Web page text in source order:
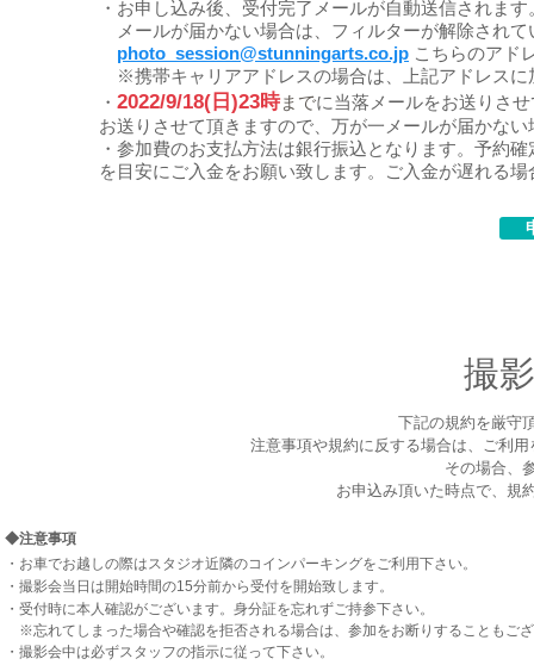
・お申し込み後、受付完了メールが自動送信されま
メールが届かない場合は、フィルターが解除され
photo_session@stunningarts.co.jp こちらのアド
※携帯キャリアアドレスの場合は、上記アドレスに
・ 2022/9/18(日)23時までに当落メールをお送りさ
お送りさせて頂きますので、万が一メールが届かな
・参加費のお支払方法は銀行振込となります。予約
を目安にご入金をお願い致します。ご入金が遅れる
撮
下記の規約を厳守
注意事項や規約に反する場合は、ご利
その場合、
お申込み頂いた時点で、規
◆注意事項
・お車でお越しの際はスタジオ近隣のコインパーキングをご利用下さい。
・撮影会当日は開始時間の15分前から受付を開始致します。
・受付時に本人確認がございます。身分証を忘れずご持参下さい。
※忘れてしまった場合や確認を拒否される場合は、参加をお断りすることもご
・撮影会中は必ずスタッフの指示に従って下さい。